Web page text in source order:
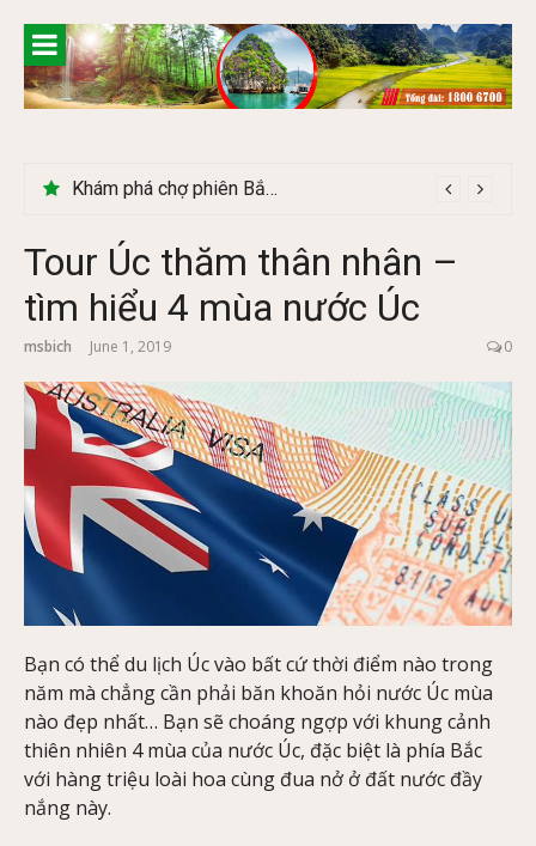
content
Khám phá chợ phiên Bắc Hà có gì đặc biệt
Tour Úc thăm thân nhân –
tìm hiểu 4 mùa nước Úc
msbich June 1, 2019 0
Bạn có thể du lịch Úc vào bất cứ thời điểm nào trong
năm mà chẳng cần phải băn khoăn hỏi nước Úc mùa
nào đẹp nhất… Bạn sẽ choáng ngợp với khung cảnh
thiên nhiên 4 mùa của nước Úc, đặc biệt là phía Bắc
với hàng triệu loài hoa cùng đua nở ở đất nước đầy
nắng này.